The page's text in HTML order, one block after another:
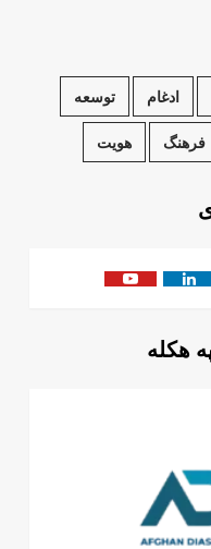
ادغام توسعه
فرهنگ هویت